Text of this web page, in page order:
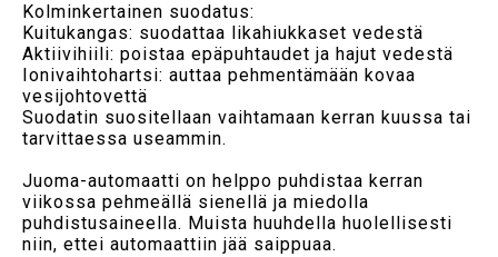
Kolminkertainen suodatus:
Kuitukangas: suodattaa likahiukkaset vedestä
Aktiivihiili: poistaa epäpuhtaudet ja hajut vedestä
Ionivaihtohartsi: auttaa pehmentämään kovaa
vesijohtovettä
Suodatin suositellaan vaihtamaan kerran kuussa tai
tarvittaessa useammin.
Juoma-automaatti on helppo puhdistaa kerran
viikossa pehmeällä sienellä ja miedolla
puhdistusaineella. Muista huuhdella huolellisesti
niin, ettei automaattiin jää saippuaa.